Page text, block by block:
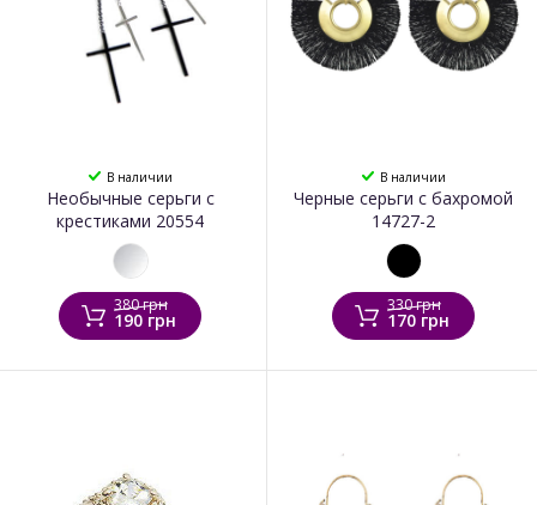
В наличии
Необычные серьги с
крестиками 20554
380 грн
190 грн
В наличии
Черные серьги с бахромой
14727-2
330 грн
170 грн